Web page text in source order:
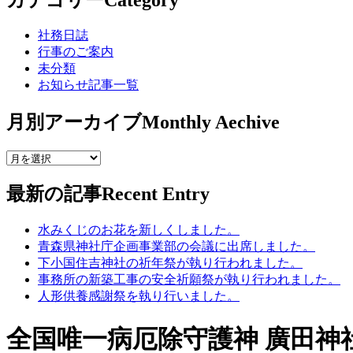
社務日誌
行事のご案内
未分類
お知らせ記事一覧
月別アーカイブMonthly Aechive
最新の記事Recent Entry
水みくじのお花を新しくしました。
青森県神社庁企画事業部の会議に出席しました。
下小国住吉神社の祈年祭が執り行われました。
事務所の新築工事の安全祈願祭が執り行われました。
人形供養感謝祭を執り行いました。
全国唯一病厄除守護神 廣田神